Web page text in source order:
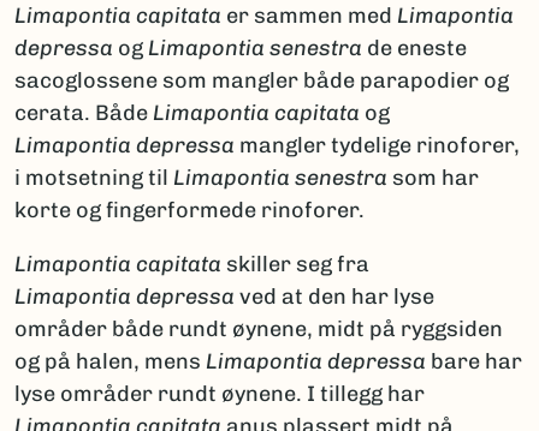
Limapontia capitata er sammen med Limapontia
depressa og Limapontia senestra de eneste
sacoglossene som mangler både parapodier og
cerata. Både Limapontia capitata og
Limapontia depressa mangler tydelige rinoforer,
i motsetning til Limapontia senestra som har
korte og fingerformede rinoforer.
Limapontia capitata skiller seg fra
Limapontia depressa ved at den har lyse
områder både rundt øynene, midt på ryggsiden
og på halen, mens Limapontia depressa bare har
lyse områder rundt øynene. I tillegg har